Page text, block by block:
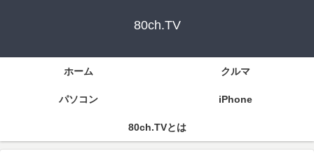
80ch.TV
ホーム クルマ
パソコン iPhone
80ch.TVとは